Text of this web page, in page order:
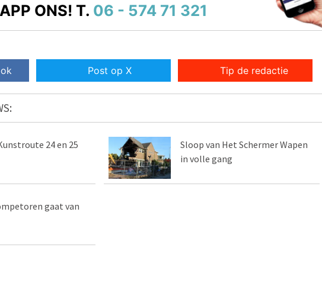
APP ONS! T. 06 - 574 71 321
Post op X Tip de redactie
24 en 25
Sloop van Het Schermer Wapen
in volle gang
gaat van